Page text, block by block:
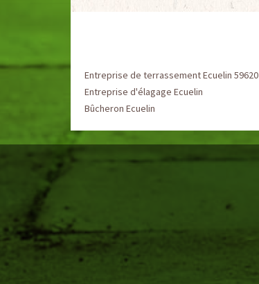
Entreprise de terrassement Ecuelin 59620
Entreprise d'élagage Ecuelin
Bûcheron Ecuelin